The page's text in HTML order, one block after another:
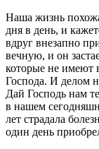
Наша жизнь
дня в день, и
вдруг внезапно
вечную, и он
которые не имеют
Господа. И делом
Дай Господь нам
в нашем
лет страдала
один день